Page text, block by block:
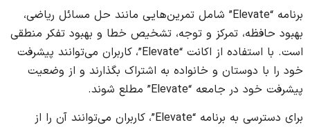
برنامه “Elevate” شامل تمرین‌هایی مانند حل مسائل ریاضی،
بهبود حافظه، تمرکز و توجه، تشخیص خطا و بهبود تفکر منطقی
است. با استفاده از اکانت “Elevate”، کاربران می‌توانند پیشرفت
خود را با دوستان و خانواده به اشتراک بگذارند و از وضعیت
پیشرفت خود در جامعه “Elevate” مطلع شوند.
برای دسترسی به برنامه “Elevate”، کاربران می‌توانند آن را از